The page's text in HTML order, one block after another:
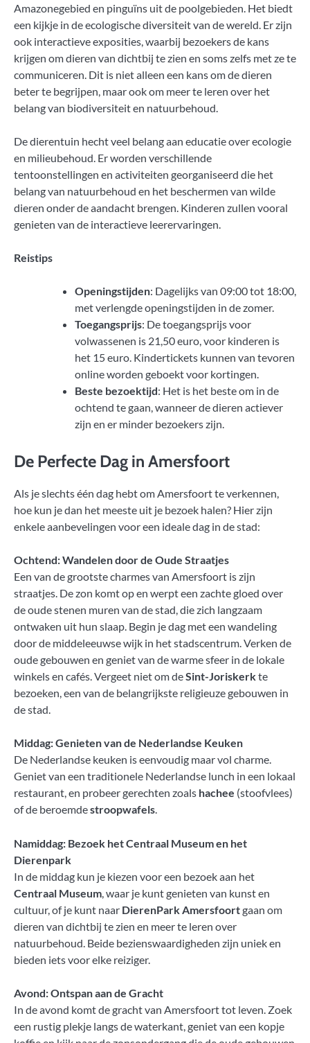
Amazonegebied en pinguïns uit de poolgebieden. Het biedt
een kijkje in de ecologische diversiteit van de wereld. Er zijn
ook interactieve exposities, waarbij bezoekers de kans
krijgen om dieren van dichtbij te zien en soms zelfs met ze te
communiceren. Dit is niet alleen een kans om de dieren
beter te begrijpen, maar ook om meer te leren over het
belang van biodiversiteit en natuurbehoud.
De dierentuin hecht veel belang aan educatie over ecologie
en milieubehoud. Er worden verschillende
tentoonstellingen en activiteiten georganiseerd die het
belang van natuurbehoud en het beschermen van wilde
dieren onder de aandacht brengen. Kinderen zullen vooral
genieten van de interactieve leerervaringen.
Reistips
Openingstijden: Dagelijks van 09:00 tot 18:00,
met verlengde openingstijden in de zomer.
Toegangsprijs: De toegangsprijs voor
volwassenen is 21,50 euro, voor kinderen is
het 15 euro. Kindertickets kunnen van tevoren
online worden geboekt voor kortingen.
Beste bezoektijd: Het is het beste om in de
ochtend te gaan, wanneer de dieren actiever
zijn en er minder bezoekers zijn.
De Perfecte Dag in Amersfoort
Als je slechts één dag hebt om Amersfoort te verkennen,
hoe kun je dan het meeste uit je bezoek halen? Hier zijn
enkele aanbevelingen voor een ideale dag in de stad:
Ochtend: Wandelen door de Oude Straatjes
Een van de grootste charmes van Amersfoort is zijn
straatjes. De zon komt op en werpt een zachte gloed over
de oude stenen muren van de stad, die zich langzaam
ontwaken uit hun slaap. Begin je dag met een wandeling
door de middeleeuwse wijk in het stadscentrum. Verken de
oude gebouwen en geniet van de warme sfeer in de lokale
winkels en cafés. Vergeet niet om deSint-Joriskerkte
bezoeken, een van de belangrijkste religieuze gebouwen in
de stad.
Middag: Genieten van de Nederlandse Keuken
De Nederlandse keuken is eenvoudig maar vol charme.
Geniet van een traditionele Nederlandse lunch in een lokaal
restaurant, en probeer gerechten zoals hachee (stoofvlees)
of de beroemdestroopwafels.
Namiddag: Bezoek het Centraal Museum en het
Dierenpark
In de middag kun je kiezen voor een bezoek aan het
Centraal Museum , waar je kunt genieten van kunst en
cultuur, of je kunt naar DierenPark Amersfoortgaan om
dieren van dichtbij te zien en meer te leren over
natuurbehoud. Beide bezienswaardigheden zijn uniek en
bieden iets voor elke reiziger.
Avond: Ontspan aan de Gracht
In de avond komt de gracht van Amersfoort tot leven. Zoek
een rustig plekje langs de waterkant, geniet van een kopje